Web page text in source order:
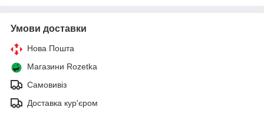
Умови доставки
Нова Пошта
Магазини Rozetka
Самовивіз
Доставка кур'єром